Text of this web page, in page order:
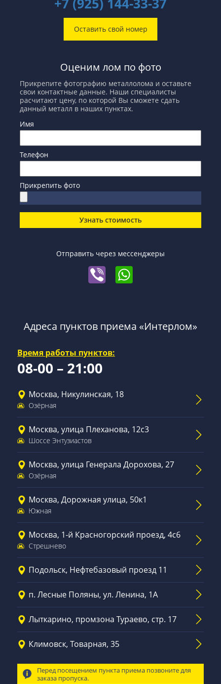
Оставить свой номер
Оценим лом по фото
Прикрепите фотографию металлолома и оставьте
свои контактные данные. Наши специалисты
расчитают цену, по которой Вы сможете сдать
данный металл в наших пунктах.
Имя
Телефон
Прикрепить фото
Узнать стоимость
Отправить через мессенджеры
Адреса пунктов приема «Интерлом»
Время работы пунктов:
08-00 – 21:00
Москва, Никулинская, 18
Озёрная
Москва, улица Плеханова, 12с3
Шоссе Энтузиастов
Москва, улица Генерала Дорохова, 27
Озёрная
Москва, Дорожная улица, 50к1
Южная
Москва, 1-й Красногорский проезд, 4с6
Стрешнево
Подольск, Нефтебазовый проезд 11
п. Лесные Поляны, ул. Ленина, 1А
Лыткарино, промзона Тураево, стр. 17
Климовск, Товарная, 35
Перед посещением пункта приема позвоните для
заказа пропуска.